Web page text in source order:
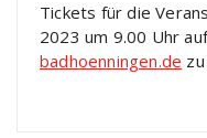
Tickets für die
2023 um 9.00 Uhr
badhoenningen.de